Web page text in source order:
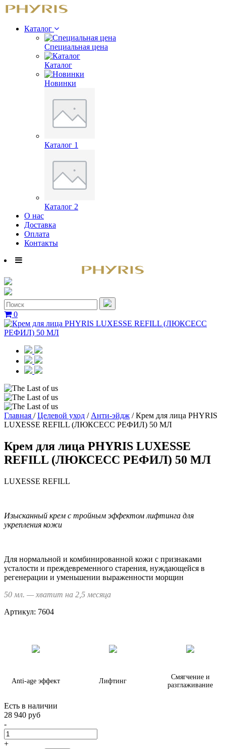
Каталог
Специальная цена
Каталог
Новинки
Каталог 1
Каталог 2
О нас
Доставка
Оплата
Контакты
0
Главная /Целевой уход / Анти-эйдж /Крем для лица PHYRIS
LUXESSE REFILL (ЛЮКСЕСС РЕФИЛ) 50 МЛ
Крем для лица PHYRIS LUXESSE
REFILL (ЛЮКСЕСС РЕФИЛ) 50 МЛ
LUXESSE REFILL
Изысканный крем с тройным эффектом лифтинга для
укрепления кожи
Для нормальной и комбинированной кожи с признаками
усталости и преждевременного старения, нуждающейся в
регенерации и уменьшении выраженности морщин
50 мл. — хватит на 2,5 месяца
Артикул: 7604
Anti-age эффект Лифтинг
Смягчение и
разглаживание
Есть в наличии
28 940 руб
-
+